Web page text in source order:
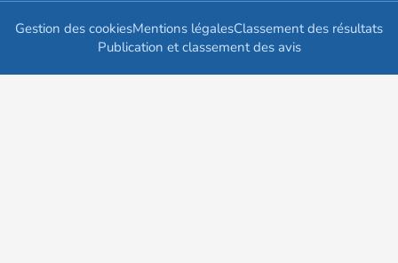
Gestion des cookiesMentions légalesClassement des résultats
Publication et classement des avis